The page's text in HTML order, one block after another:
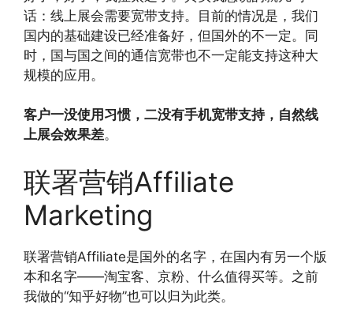
话：线上展会需要宽带支持。目前的情况是，我们
国内的基础建设已经准备好，但国外的不一定。同
时，国与国之间的通信宽带也不一定能支持这种大
规模的应用。
客户一没使用习惯，二没有手机宽带支持，自然线
上展会效果差。
联署营销Affiliate
Marketing
联署营销Affiliate是国外的名字，在国内有另一个版
本和名字——淘宝客、京粉、什么值得买等。之前
我做的“知乎好物”也可以归为此类。